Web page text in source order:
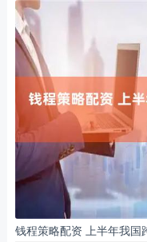
钱程策略配资 上半年我国